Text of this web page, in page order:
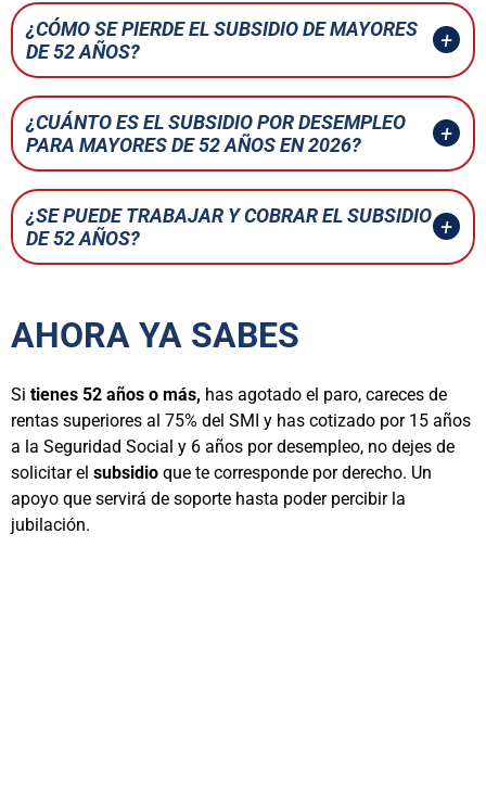
¿CÓMO SE PIERDE EL SUBSIDIO DE MAYORES
DE 52 AÑOS?
¿CUÁNTO ES EL SUBSIDIO POR DESEMPLEO
PARA MAYORES DE 52 AÑOS EN 2026?
¿SE PUEDE TRABAJAR Y COBRAR EL SUBSIDIO
DE 52 AÑOS?
AHORA YA SABES
Si tienes 52 años o más, has agotado el paro, careces de
rentas superiores al 75% del SMI y has cotizado por 15 años
a la Seguridad Social y 6 años por desempleo, no dejes de
solicitar el subsidio que te corresponde por derecho. Un
apoyo que servirá de soporte hasta poder percibir la
jubilación.